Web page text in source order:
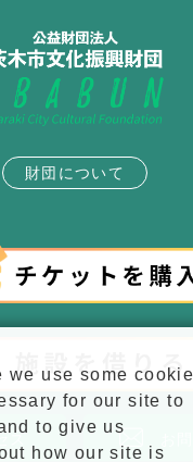
財団について
ス お
we use some
for our site to
to give us
how our site is